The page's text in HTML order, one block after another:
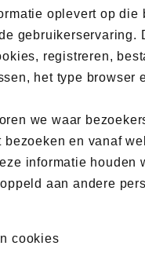
oplevert op die
gebruikerservaring.
registreren,
het type browser
we waar
bezoeken en vanaf
informatie houden
aan andere
cookies